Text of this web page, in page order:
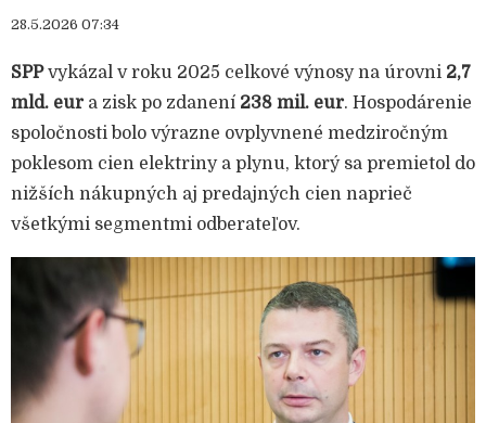
28.5.2026 07:34
SPPvykázal v roku 2025 celkové výnosy na úrovni 2,7
mld. eur a zisk po zdanení 238 mil. eur. Hospodárenie
spoločnosti bolo výrazne ovplyvnené medziročným
poklesom cien elektriny a plynu, ktorý sa premietol do
nižších nákupných aj predajných cien naprieč
všetkými segmentmi odberateľov.